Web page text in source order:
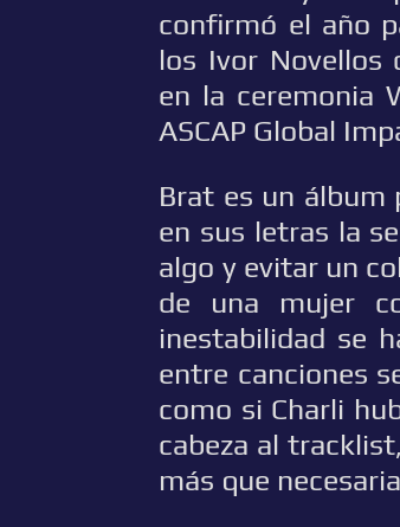
confirmó el año
los Ivor Novellos
en la ceremonia
ASCAP Global
Brat es un álbum
en sus letras la
algo y evitar un
de una mujer
inestabilidad se
entre canciones
como si Charli
cabeza al
más que